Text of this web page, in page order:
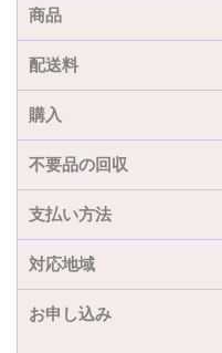
商品
配送料
購入
不要品の回収
支払い方法
対応地域
お申し込み